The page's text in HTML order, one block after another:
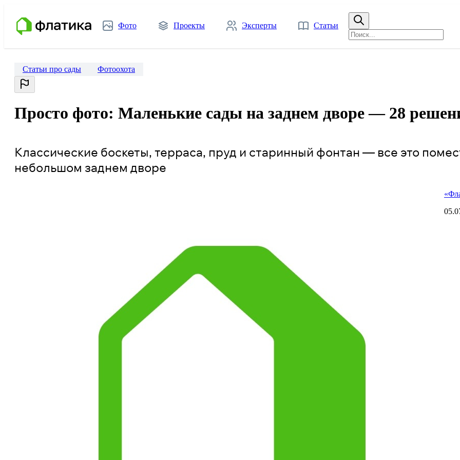
Фото Проекты Эксперты Статьи
Статьи про сады Фотоохота
Просто фото: Маленькие сады на заднем дворе — 28
Классические боскеты, терраса, пруд и старинный фонтан — все это
небольшом заднем дворе